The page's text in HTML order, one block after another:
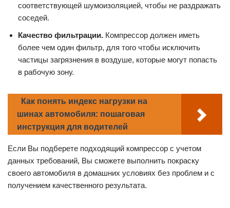
соответствующей шумоизоляцией, чтобы не раздражать
соседей.
Качество фильтрации. Компрессор должен иметь
более чем один фильтр, для того чтобы исключить
частицы загрязнения в воздуше, которые могут попасть
в рабочую зону.
Как понять индекс нагрузки на
шинах автомобиля: пошаговая
инструкция для водителей
Если Вы подберете подходящий компрессор с учетом
данных требований, Вы сможете выполнить покраску
своего автомобиля в домашних условиях без проблем и с
получением качественного результата.